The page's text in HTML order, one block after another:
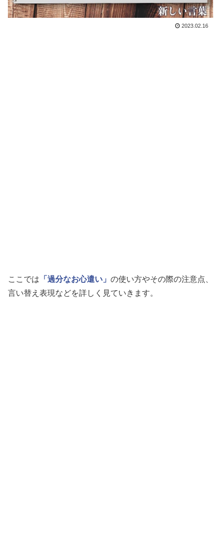
2023.02.16
ここでは 「過分なお心遣い」 の使い方やその際の注意点、
言い替え表現などを詳しく見ていきます。